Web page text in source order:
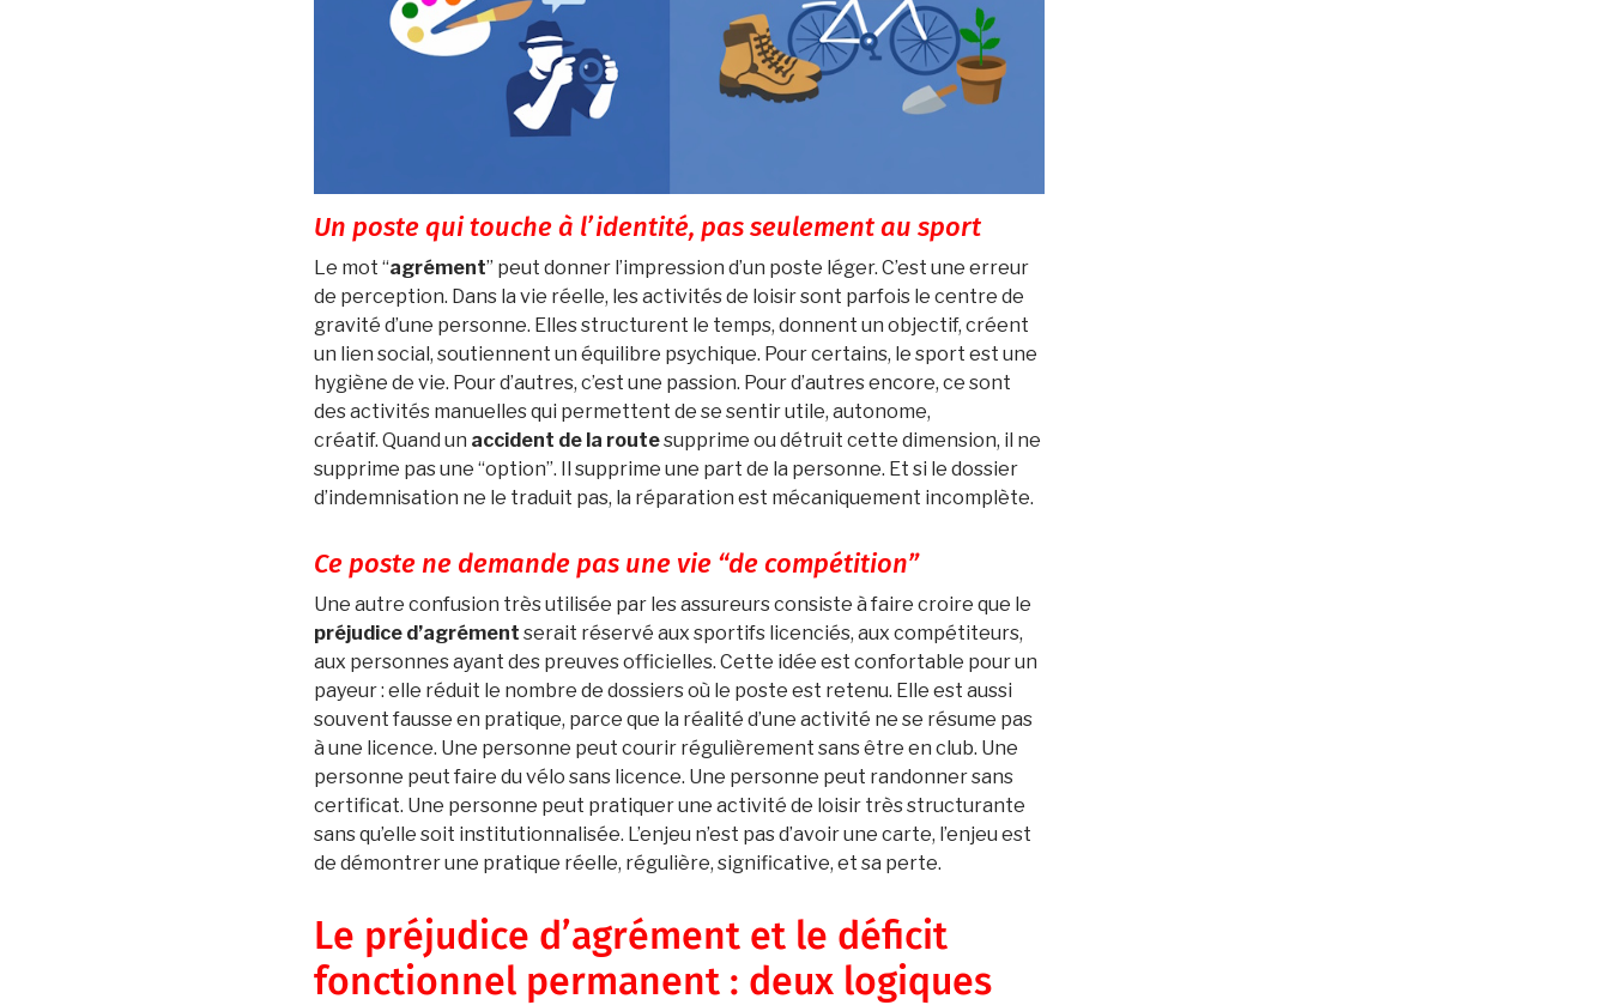
Un poste qui touche à l’identité, pas seulement au sport
Le mot “agrément” peut donner l’impression d’un poste léger. C’est une erreur
de perception. Dans la vie réelle, les activités de loisir sont parfois le centre de
gravité d’une personne. Elles structurent le temps, donnent un objectif, créent
un lien social, soutiennent un équilibre psychique. Pour certains, le sport est une
hygiène de vie. Pour d’autres, c’est une passion. Pour d’autres encore, ce sont
des activités manuelles qui permettent de se sentir utile, autonome,
créatif. Quand un accident de la routesupprime ou détruit cette dimension, il ne
supprime pas une “option”. Il supprime une part de la personne. Et si le dossier
d’indemnisation ne le traduit pas, la réparation est mécaniquement incomplète.
Ce poste ne demande pas une vie “de compétition”
Une autre confusion très utilisée par les assureurs consiste à faire croire que le
préjudice d’agrément serait réservé aux sportifs licenciés, aux compétiteurs,
aux personnes ayant des preuves officielles. Cette idée est confortable pour un
payeur : elle réduit le nombre de dossiers où le poste est retenu. Elle est aussi
souvent fausse en pratique, parce que la réalité d’une activité ne se résume pas
à une licence. Une personne peut courir régulièrement sans être en club. Une
personne peut faire du vélo sans licence. Une personne peut randonner sans
certificat. Une personne peut pratiquer une activité de loisir très structurante
sans qu’elle soit institutionnalisée. L’enjeu n’est pas d’avoir une carte, l’enjeu est
de démontrer une pratique réelle, régulière, significative, et sa perte.
Le préjudice d’agrément et le déficit
fonctionnel permanent : deux logiques